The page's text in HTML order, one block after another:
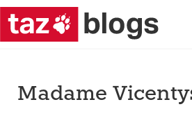
Madame